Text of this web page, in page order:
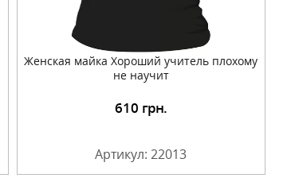
Женская майка Хороший учитель плохому
не научит
610 грн.
Артикул: 22013